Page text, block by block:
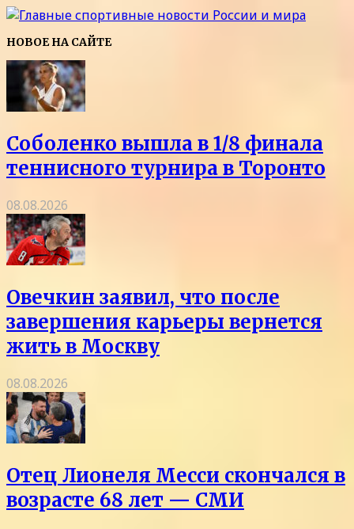
НОВОЕ НА САЙТЕ
Соболенко вышла в 1/8 финала
теннисного турнира в Торонто
08.08.2026
Овечкин заявил, что после
завершения карьеры вернется
жить в Москву
08.08.2026
Отец Лионеля Месси скончался в
возрасте 68 лет — СМИ